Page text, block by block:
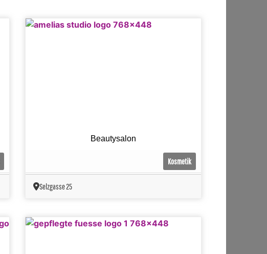
Beautysalon
Kosmetik
Selzgasse 25